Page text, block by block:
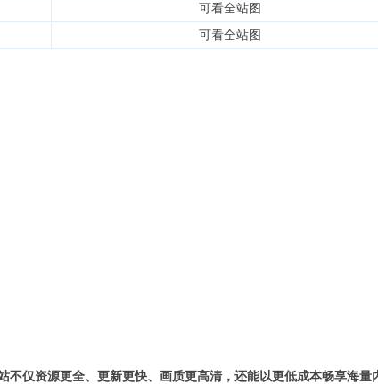
可看全站图
可看全站图
仅资源更全、更新更快、画质更高清，还能以更低成本畅享海量